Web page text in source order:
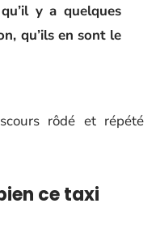
y a quelques
qu’ils en sont le
rôdé et répété
ce taxi